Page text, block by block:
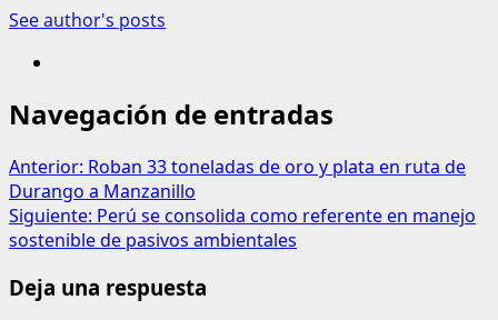
See author's posts
Navegación de entradas
Anterior: Roban 33 toneladas de oro y plata en ruta de
Durango a Manzanillo
Siguiente: Perú se consolida como referente en manejo
sostenible de pasivos ambientales
Deja una respuesta